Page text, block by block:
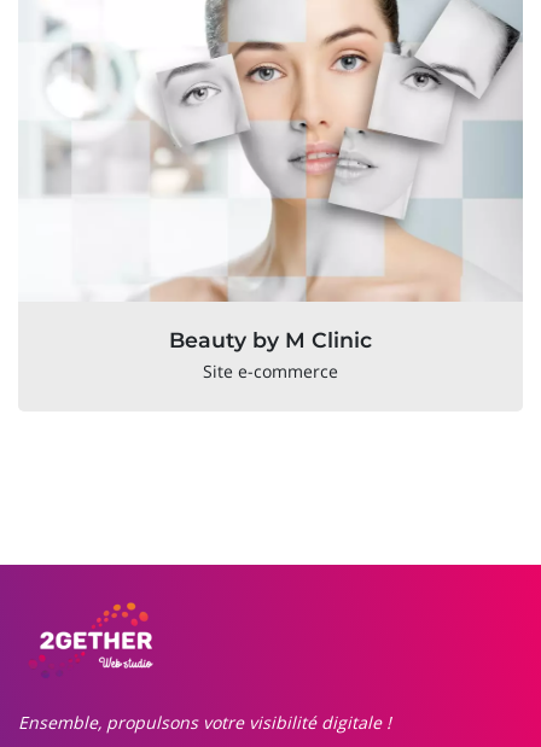
Beauty by M Clinic
Site e-commerce
Ensemble, propulsons votre visibilité digitale !